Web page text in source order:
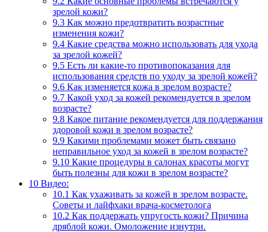
зрелой кожи?
9.3 Как можно предотвратить возрастные
изменения кожи?
9.4 Какие средства можно использовать для ухода
за зрелой кожей?
9.5 Есть ли какие-то противопоказания для
использования средств по уходу за зрелой кожей?
9.6 Как изменяется кожа в зрелом возрасте?
9.7 Какой уход за кожей рекомендуется в зрелом
возрасте?
9.8 Какое питание рекомендуется для поддержания
здоровой кожи в зрелом возрасте?
9.9 Какими проблемами может быть связано
неправильное уход за кожей в зрелом возрасте?
9.10 Какие процедуры в салонах красоты могут
быть полезны для кожи в зрелом возрасте?
10 Видео:
10.1 Как ухаживать за кожей в зрелом возрасте.
Советы и лайфхаки врача-косметолога
10.2 Как поддержать упругость кожи? Причина
дряблой кожи. Омоложение изнутри.